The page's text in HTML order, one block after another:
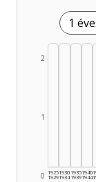
1
0
1
2
1925
1929
1930
1934
1935
1939
1940
1944